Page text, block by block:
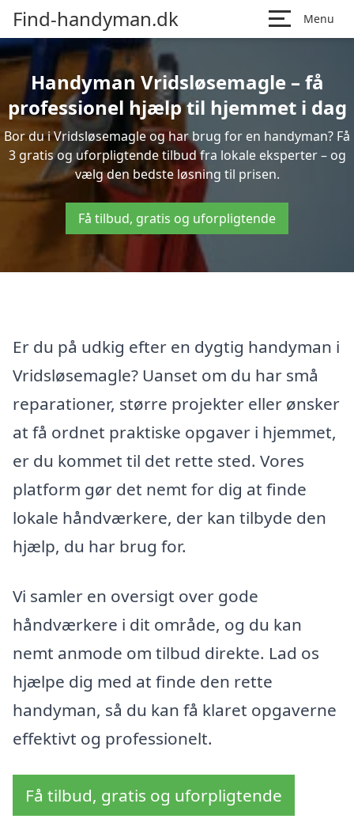
Find-handyman.dk Menu
Handyman Vridsløsemagle – få
professionel hjælp til hjemmet i dag
Bor du i Vridsløsemagle og har brug for en handyman? Få
3 gratis og uforpligtende tilbud fra lokale eksperter – og
vælg den bedste løsning til prisen.
Få tilbud, gratis og uforpligtende
Er du på udkig efter en dygtig handyman i
Vridsløsemagle? Uanset om du har små
reparationer, større projekter eller ønsker
at få ordnet praktiske opgaver i hjemmet,
er du kommet til det rette sted. Vores
platform gør det nemt for dig at finde
lokale håndværkere, der kan tilbyde den
hjælp, du har brug for.
Vi samler en oversigt over gode
håndværkere i dit område, og du kan
nemt anmode om tilbud direkte. Lad os
hjælpe dig med at finde den rette
handyman, så du kan få klaret opgaverne
effektivt og professionelt.
Få tilbud, gratis og uforpligtende